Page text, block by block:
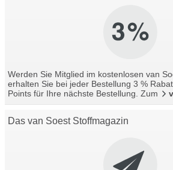
Werden Sie Mitglied im kostenlosen van
erhalten Sie bei jeder Bestellung 3 %
Points für Ihre nächste Bestellung. Zum
Das van Soest Stoffmagazin